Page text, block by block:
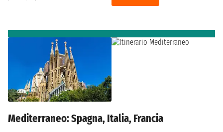
Mediterraneo: Spagna, Italia, Francia